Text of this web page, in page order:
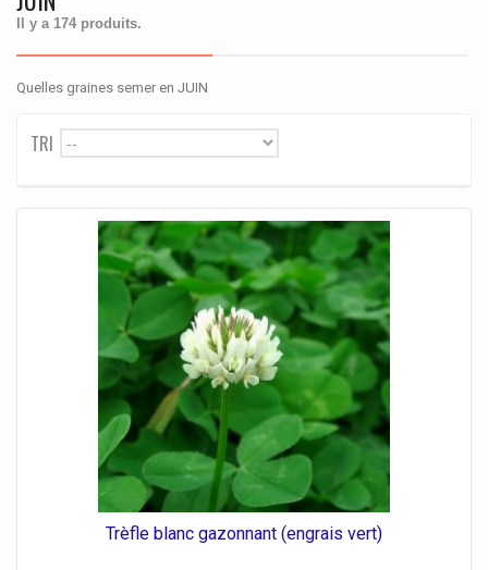
Il y a 174 produits.
Quelles graines semer en JUIN
TRI --
Trèfle blanc gazonnant (engrais vert)